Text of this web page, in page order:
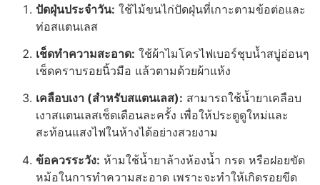
ปัดฝุ่นประจำวัน: ใช้ไม้ขนไก่ปัดฝุ่นที่เกาะตามข้อต่อและ
ท่อสแตนเลส
เช็ดทำความสะอาด: ใช้ผ้าไมโครไฟเบอร์ชุบน้ำสบู่อ่อนๆ
เช็ดคราบรอยนิ้วมือ แล้วตามด้วยผ้าแห้ง
เคลือบเงา (สำหรับสแตนเลส): สามารถใช้น้ำยาเคลือบ
เงาสแตนเลสเช็ดเดือนละครั้ง เพื่อให้ประตูดูใหม่และ
สะท้อนแสงไฟในห้างได้อย่างสวยงาม
ข้อควรระวัง: ห้ามใช้น้ำยาล้างห้องน้ำ กรด หรือฝอยขัด
หม้อในการทำความสะอาด เพราะจะทำให้เกิดรอยขีด